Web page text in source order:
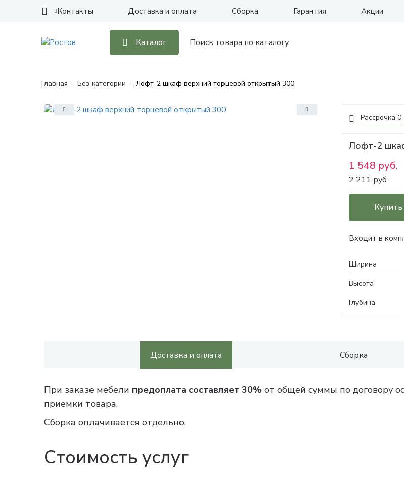
Контакты Доставка и оплата Сборка Гарантия Акции
Каталог
Главная Без категории Лофт-2 шкаф верхний торцевой открытый 300
Рассрочка
Лофт-2
1 548 руб.
2 211 руб.
Купить
Входит в
Ширина
Высота
Глубина
Доставка и оплата Сборка
При заказе мебели предоплата составляет 30% от общей суммы по договору
приемки товара.
Сборка оплачивается отдельно.
Стоимость услуг